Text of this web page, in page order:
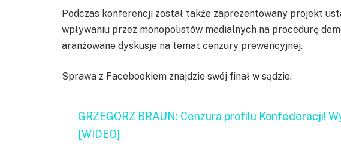
Podczas konferencji został także zaprezentowany projekt
wpływaniu przez monopolistów medialnych na procedurę
aranżowane dyskusje na temat cenzury prewencyjnej.
Sprawa z Facebookiem znajdzie swój finał w sądzie.